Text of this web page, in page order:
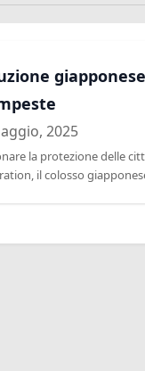
2025
la protezione delle
il colosso